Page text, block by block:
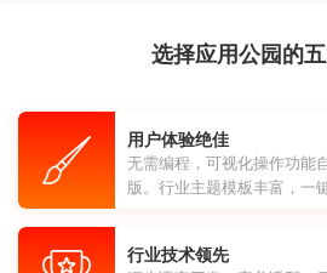
选择应用公园的
用户体验绝佳
无需编程，可视化操作功能
版。行业主题模板丰富，一
行业技术领先